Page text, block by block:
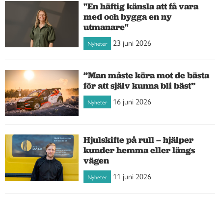
"En häftig känsla att få vara
med och bygga en ny
utmanare"
Nyheter 23 juni 2026
”Man måste köra mot de bästa
för att själv kunna bli bäst”
Nyheter 16 juni 2026
Hjulskifte på rull – hjälper
kunder hemma eller längs
vägen
Nyheter 11 juni 2026